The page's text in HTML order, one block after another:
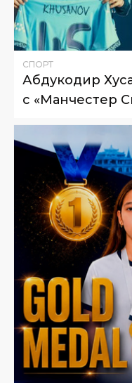
СПОРТ
Абдукодир
с «Манчестер